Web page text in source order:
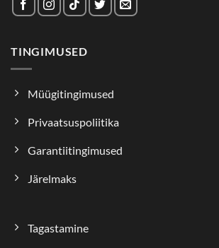
TINGIMUSED
Müügitingimused
Privaatsuspoliitika
Garantiitingimused
Järelmaks
Tagastamine